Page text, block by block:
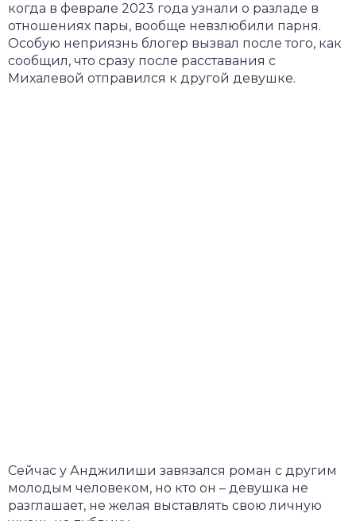
когда в феврале 2023 года узнали о разладе в
отношениях пары, вообще невзлюбили парня.
Особую неприязнь блогер вызвал после того, как
сообщил, что сразу после расставания с
Михалевой отправился к другой девушке.
Сейчас у Анджилиши завязался роман с другим
молодым человеком, но кто он – девушка не
разглашает, не желая выставлять свою личную